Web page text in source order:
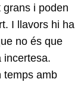
i poden
I llavors hi ha
no és que
incertesa.
temps amb